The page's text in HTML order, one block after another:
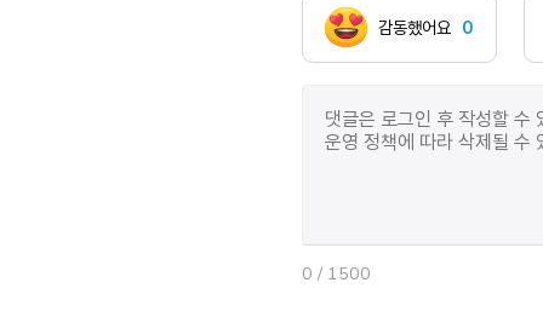
감동했어요 0
0 / 1500